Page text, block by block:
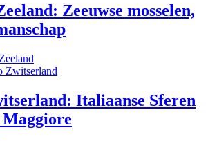
Zeeuwse mosselen,
Zeeland
Italiaanse Sferen
Maggiore